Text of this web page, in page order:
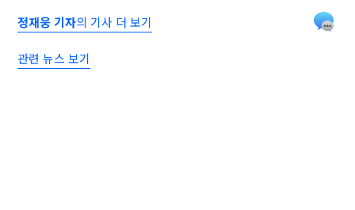
정재웅 기자의 기사 더 보기
관련 뉴스 보기